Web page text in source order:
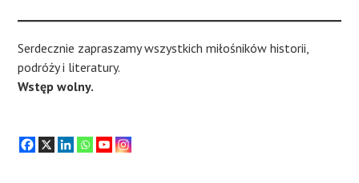
Serdecznie zapraszamy wszystkich miłośników historii,
podróży i literatury.
Wstęp wolny.